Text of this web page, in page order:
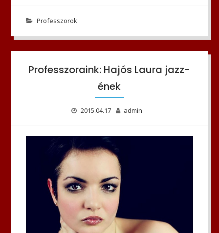
Professzorok
Professzoraink: Hajós Laura jazz-
ének
2015.04.17 admin